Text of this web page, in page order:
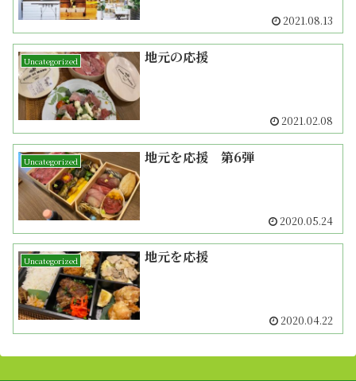
2021.08.13
Uncategorized 地元の応援
2021.02.08
Uncategorized 地元を応援 第6弾
2020.05.24
Uncategorized 地元を応援
2020.04.22